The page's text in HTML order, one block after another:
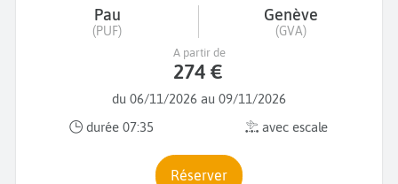
Pau
(PUF)
Genève
(GVA)
du 06/11/2026 au 09/11/2026
durée 07:35
avec escale
A partir de
274 €
Réserver